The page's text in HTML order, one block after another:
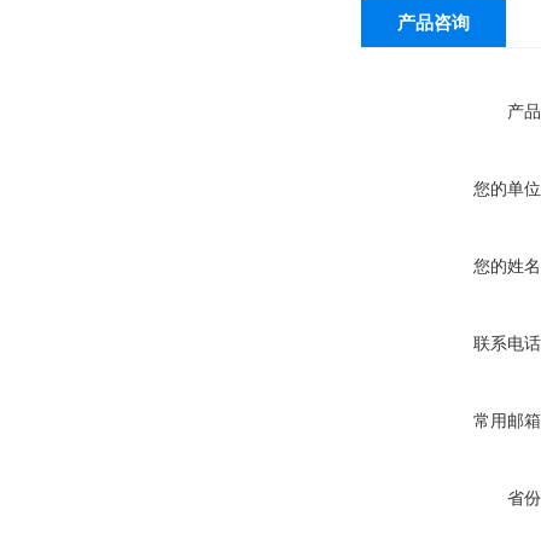
产品咨询
产
您的单
您的姓
联系电
常用邮
省